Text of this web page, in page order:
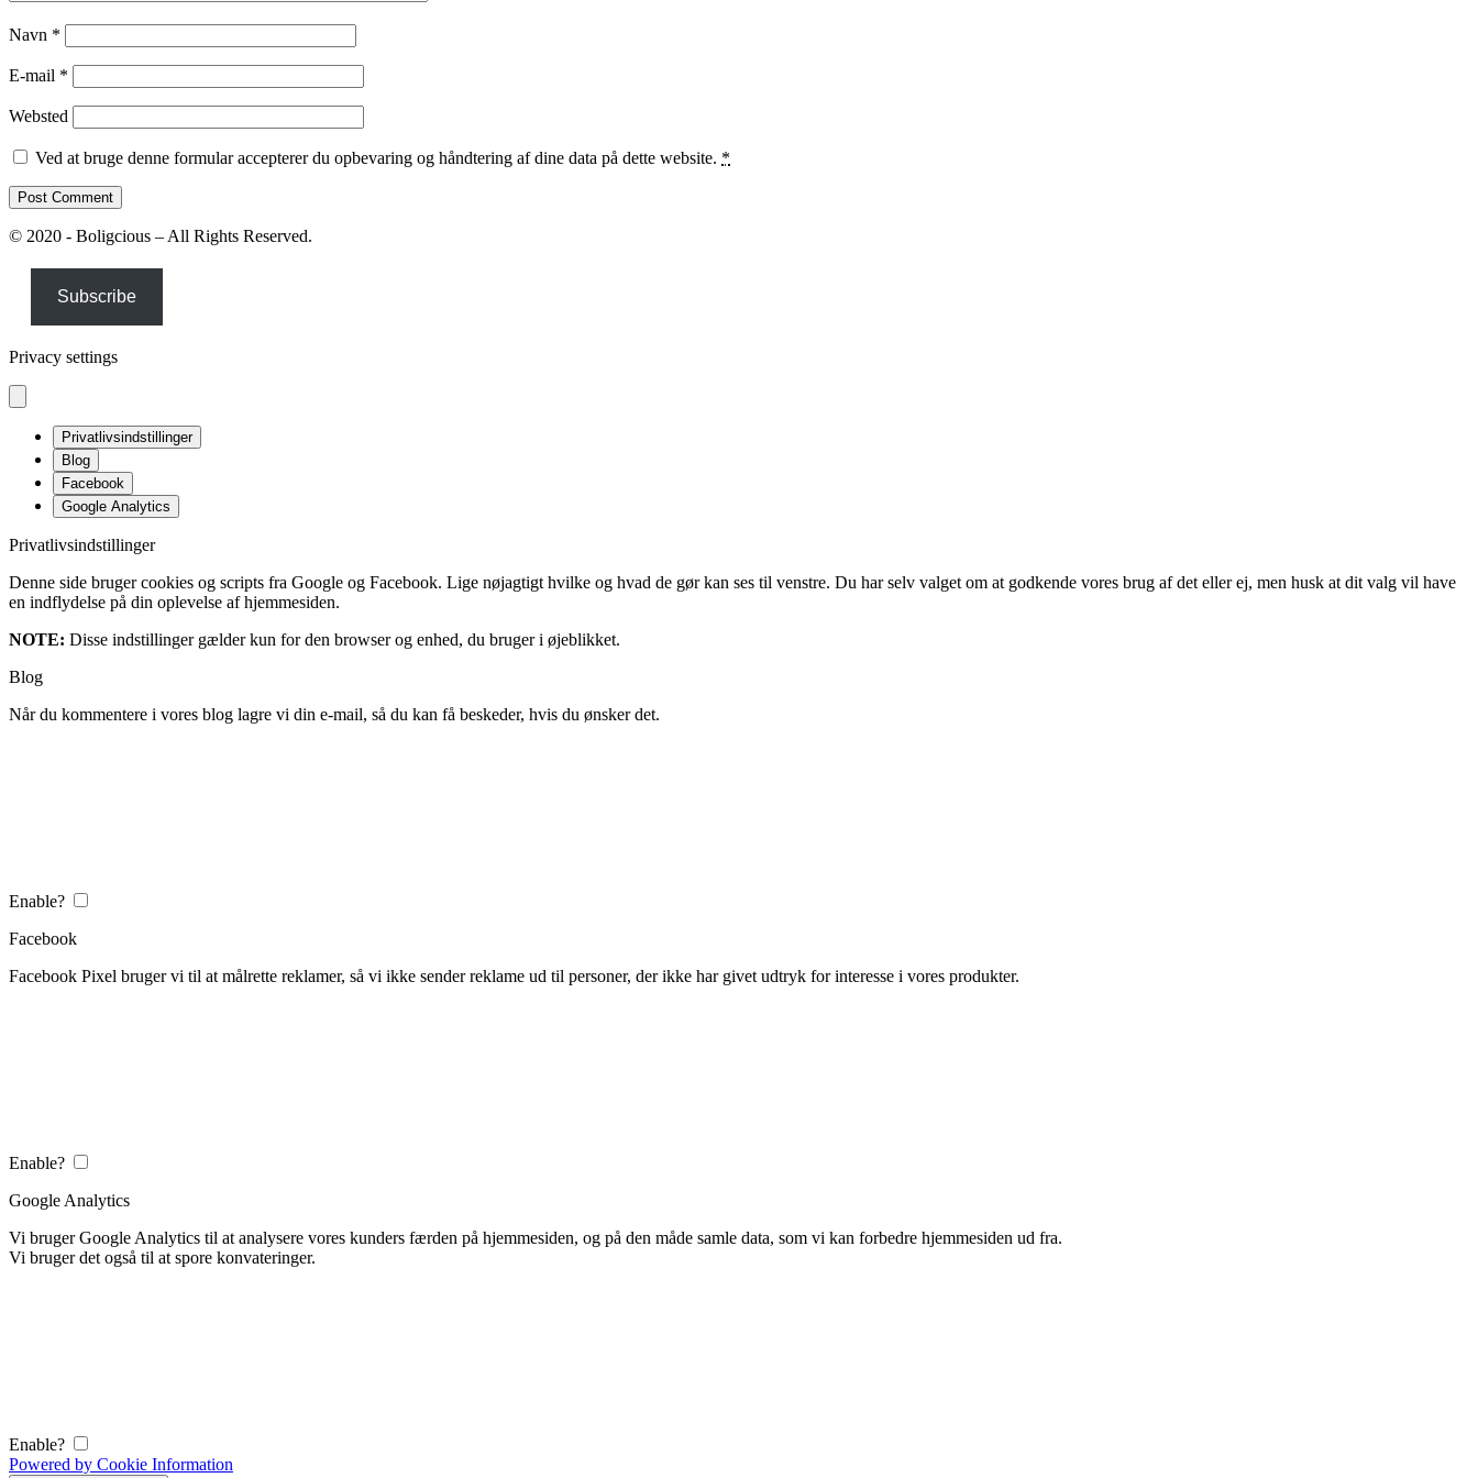
Navn *
E-mail *
Websted
Ved at bruge denne formular accepterer du opbevaring og håndtering af dine data på dette website. *
© 2020 - Boligcious – All Rights Reserved.
Subscribe
Privacy settings
Privatlivsindstillinger
Blog
Facebook
Google Analytics
Privatlivsindstillinger
Denne side bruger cookies og scripts fra Google og Facebook. Lige nøjagtigt hvilke og hvad de gør kan ses til venstre. Du har selv valget om at godkende vores brug af det eller ej, men husk at dit valg vil have
en indflydelse på din oplevelse af hjemmesiden.
NOTE: Disse indstillinger gælder kun for den browser og enhed, du bruger i øjeblikket.
Blog
Når du kommentere i vores blog lagre vi din e-mail, så du kan få beskeder, hvis du ønsker det.
Enable?
Facebook
Facebook Pixel bruger vi til at målrette reklamer, så vi ikke sender reklame ud til personer, der ikke har givet udtryk for interesse i vores produkter.
Enable?
Google Analytics
Vi bruger Google Analytics til at analysere vores kunders færden på hjemmesiden, og på den måde samle data, som vi kan forbedre hjemmesiden ud fra.
Vi bruger det også til at spore konvateringer.
Enable?
Powered by Cookie Information